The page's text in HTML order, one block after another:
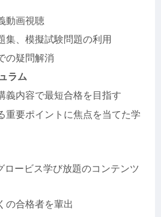
動画視聴
集、模擬試験問題の利用
の疑問解消
ラム
義内容で最短合格を目指す
重要ポイントに焦点を当てた学
ロービス学び放題のコンテンツ
の合格者を輩出